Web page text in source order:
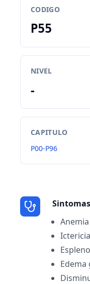
CODIGO
P55
NIVEL
-
CAPITULO
P00-P96
Sintomas
Anemia
Ictericia